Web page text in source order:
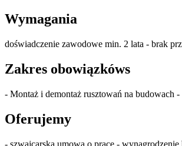
Wymagania
doświadczenie zawodowe min. 2 lata - brak
Zakres obowiązkóws
- Montaż i demontaż rusztowań na budowach
Oferujemy
- szwajcarska umowa o pracę -